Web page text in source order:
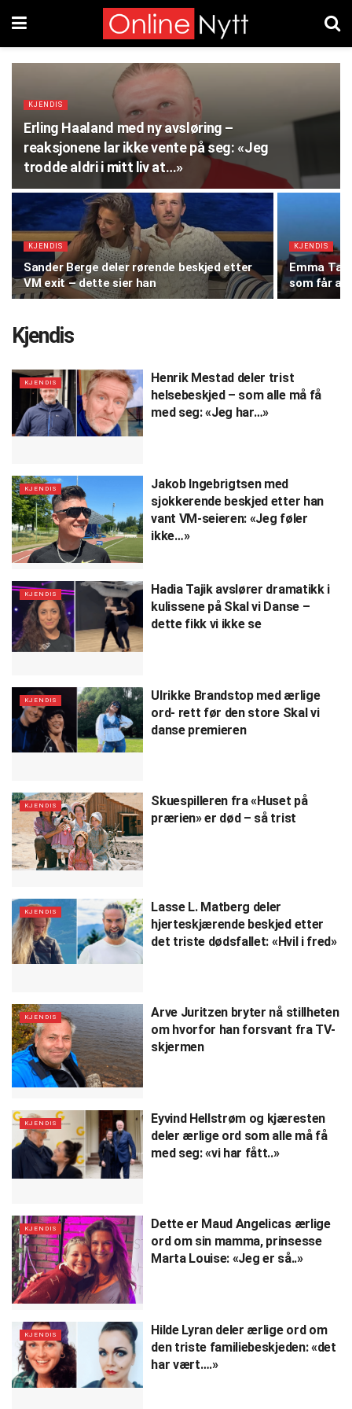
KJENDIS
Erling Haaland med ny avsløring –
reaksjonene lar ikke vente på seg: «Jeg
trodde aldri i mitt liv at…»
KJENDIS
Sander Berge deler rørende beskjed etter
VM exit – dette sier han
KJENDIS
Emma
som får
Kjendis
KJENDIS
Henrik Mestad deler trist
helsebeskjed – som alle må få
med seg: «Jeg har…»
KJENDIS
Jakob Ingebrigtsen med
sjokkerende beskjed etter han
vant VM-seieren: «Jeg føler
ikke…»
KJENDIS
Hadia Tajik avslører dramatikk i
kulissene på Skal vi Danse –
dette fikk vi ikke se
KJENDIS
Ulrikke Brandstop med ærlige
ord- rett før den store Skal vi
danse premieren
KJENDIS
Skuespilleren fra «Huset på
prærien» er død – så trist
KJENDIS
Lasse L. Matberg deler
hjerteskjærende beskjed etter
det triste dødsfallet: «Hvil i fred»
KJENDIS
Arve Juritzen bryter nå stillheten
om hvorfor han forsvant fra TV-
skjermen
KJENDIS
Eyvind Hellstrøm og kjæresten
deler ærlige ord som alle må få
med seg: «vi har fått..»
KJENDIS
Dette er Maud Angelicas ærlige
ord om sin mamma, prinsesse
Marta Louise: «Jeg er så..»
KJENDIS
Hilde Lyran deler ærlige ord om
den triste familiebeskjeden: «det
har vært….»